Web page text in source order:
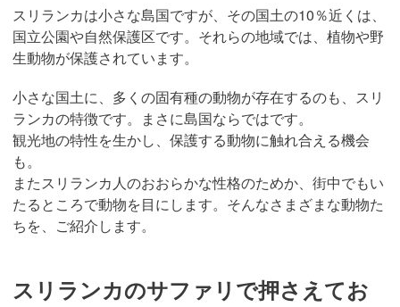
スリランカは小さな島国ですが、その国土の10％近くは、
国立公園や自然保護区です。それらの地域では、植物や野
生動物が保護されています。
小さな国土に、多くの固有種の動物が存在するのも、スリ
ランカの特徴です。まさに島国ならではです。
観光地の特性を生かし、保護する動物に触れ合える機会
も。
またスリランカ人のおおらかな性格のためか、街中でもい
たるところで動物を目にします。そんなさまざまな動物た
ちを、ご紹介します。
スリランカのサファリで押さえてお